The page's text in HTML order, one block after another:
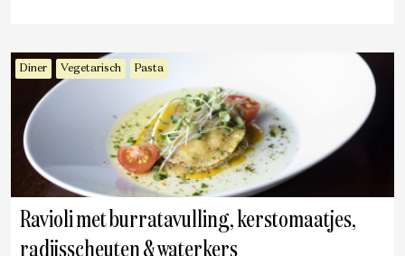
Diner Vegetarisch Pasta
Ravioli met burratavulling, kerstomaatjes,
radijsscheuten & waterkers